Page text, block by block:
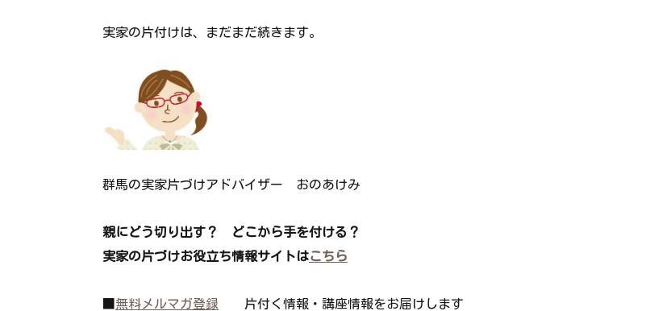
実家の片付けは、まだまだ続きます。
群馬の実家片づけアドバイザー おのあけみ
親にどう切り出す？ どこから手を付ける？
実家の片づけお役立ち情報サイトはこちら
無料メルマガ登録 片付く情報・講座情報をお届けします